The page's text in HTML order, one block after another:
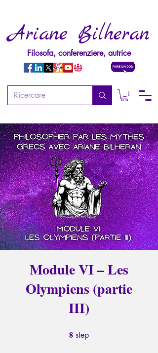
Ariane Bilheran
Filosofa, conferenziere, autrice
Module VI – Les
Olympiens (partie
III)
8 step